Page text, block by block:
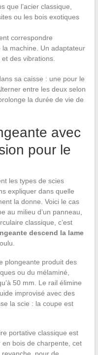
que l’acier classique,
ou les bois exotiques
correspondre
machine. Un adaptateur
et des vibrations.
sa caisse : une pour le
entre les deux selon
la durée de vie de
avec
pour le
les types de scies
expliquer dans quelle
la donne. Voici le cas
au milieu d’un panneau,
classique, c’est
descend la lame
plongeante produit des
ou du mélaminé,
50 mm. Le rail élimine
improvisé avec des
la scie : la coupe est
portative classique est
bois de charpente, cet